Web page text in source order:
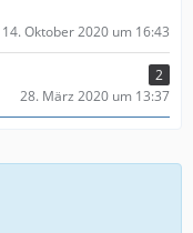
14. Oktober 2020 um 16:43
2
28. März 2020 um 13:37